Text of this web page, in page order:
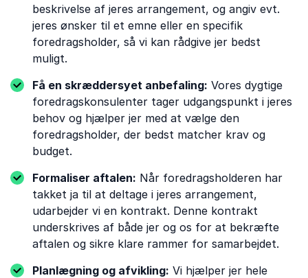
beskrivelse af jeres arrangement, og angiv evt.
jeres ønsker til et emne eller en specifik
foredragsholder, så vi kan rådgive jer bedst
muligt.
Få en skræddersyet anbefaling: Vores dygtige
foredragskonsulenter tager udgangspunkt i jeres
behov og hjælper jer med at vælge den
foredragsholder, der bedst matcher krav og
budget.
Formaliser aftalen: Når foredragsholderen har
takket ja til at deltage i jeres arrangement,
udarbejder vi en kontrakt. Denne kontrakt
underskrives af både jer og os for at bekræfte
aftalen og sikre klare rammer for samarbejdet.
Planlægning og afvikling: Vi hjælper jer hele